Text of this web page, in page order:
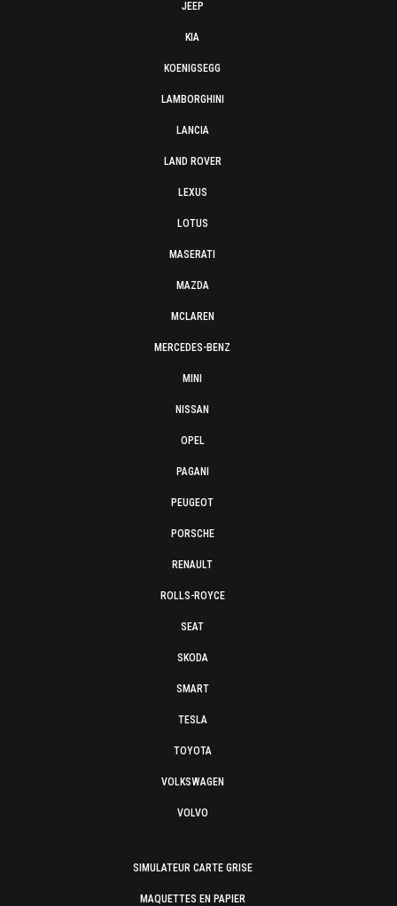
JEEP
KIA
KOENIGSEGG
LAMBORGHINI
LANCIA
LAND ROVER
LEXUS
LOTUS
MASERATI
MAZDA
MCLAREN
MERCEDES-BENZ
MINI
NISSAN
OPEL
PAGANI
PEUGEOT
PORSCHE
RENAULT
ROLLS-ROYCE
SEAT
SKODA
SMART
TESLA
TOYOTA
VOLKSWAGEN
VOLVO
SIMULATEUR CARTE GRISE
MAQUETTES EN PAPIER